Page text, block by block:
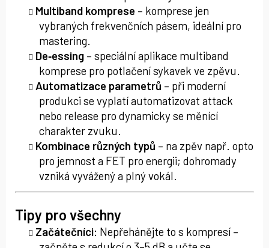
Multiband komprese – komprese jen
vybraných frekvenčních pásem, ideální pro
mastering.
De‑essing – speciální aplikace multiband
komprese pro potlačení sykavek ve zpěvu.
Automatizace parametrů – při moderní
produkci se vyplatí automatizovat attack
nebo release pro dynamicky se měnící
charakter zvuku.
Kombinace různých typů – na zpěv např. opto
pro jemnost a FET pro energii; dohromady
vzniká vyvážený a plný vokál.
Tipy pro všechny
Začátečníci: Nepřehánějte to s kompresí –